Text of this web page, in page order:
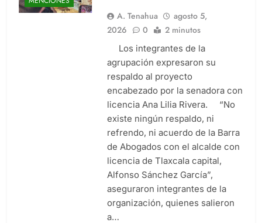
A. Tenahua
agosto 5,
2026
0 2 minutos
Los integrantes de la
agrupación expresaron su
respaldo al proyecto
encabezado por la senadora con
licencia Ana Lilia Rivera. “No
existe ningún respaldo, ni
refrendo, ni acuerdo de la Barra
de Abogados con el alcalde con
licencia de Tlaxcala capital,
Alfonso Sánchez García”,
aseguraron integrantes de la
organización, quienes salieron
a…